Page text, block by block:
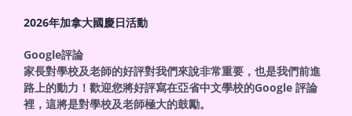
2026年加拿大國慶日活動
Google評論
家長對學校及老師的好評對我們來說非常重要，也是我們前進
路上的動力！歡迎您將好評寫在亞省中文學校的Google 評論
裡，這將是對學校及老師極大的鼓勵。